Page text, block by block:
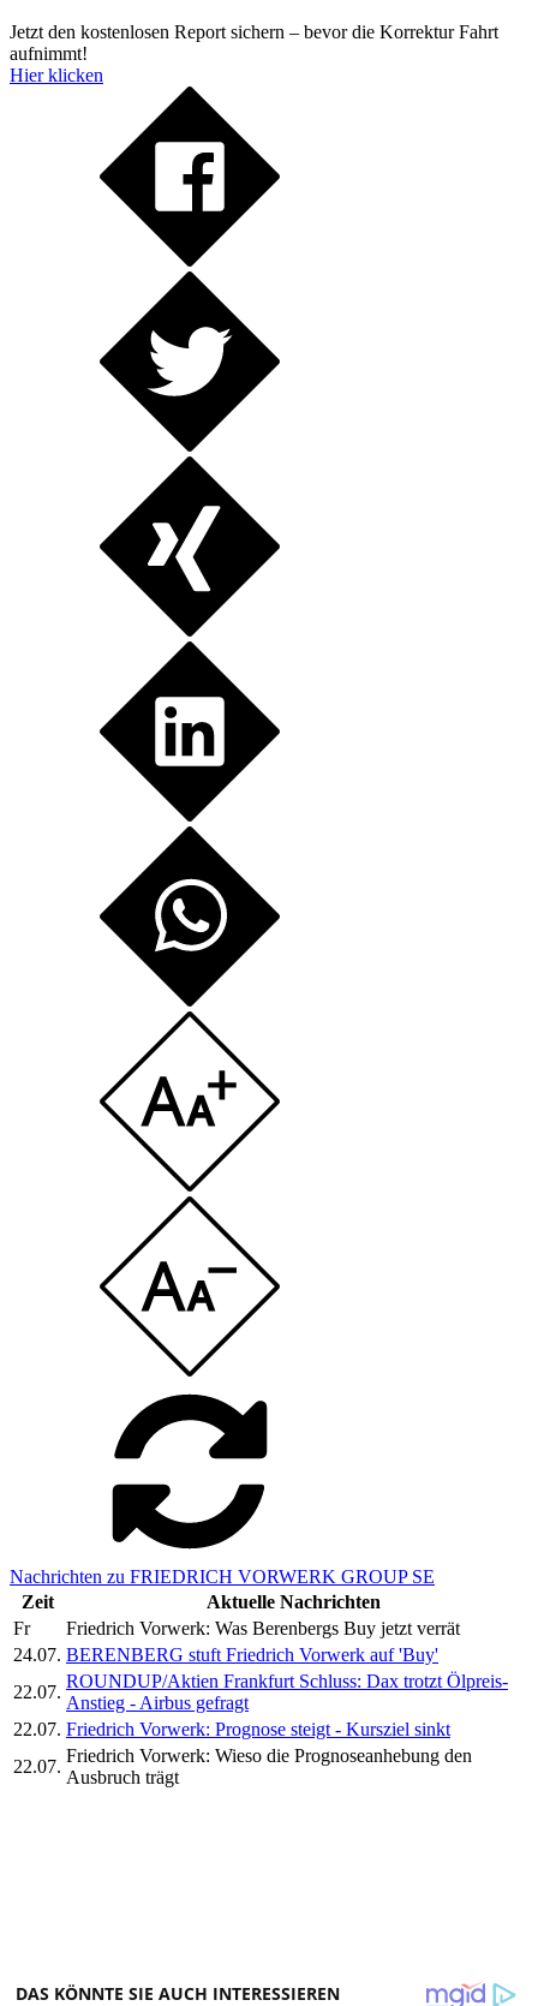
Jetzt den kostenlosen Report sichern – bevor die Korrektur Fahrt
aufnimmt!
Hier klicken
Nachrichten zu FRIEDRICH VORWERK GROUP SE
Zeit
Aktuelle Nachrichten
Fr
Friedrich Vorwerk: Was Berenbergs Buy jetzt verrät
24.07. BERENBERG stuft Friedrich Vorwerk auf 'Buy'
22.07.
ROUNDUP/Aktien Frankfurt Schluss: Dax trotzt Ölpreis-
Anstieg - Airbus gefragt
22.07. Friedrich Vorwerk: Prognose steigt - Kursziel sinkt
22.07.
Friedrich Vorwerk: Wieso die Prognoseanhebung den
Ausbruch trägt